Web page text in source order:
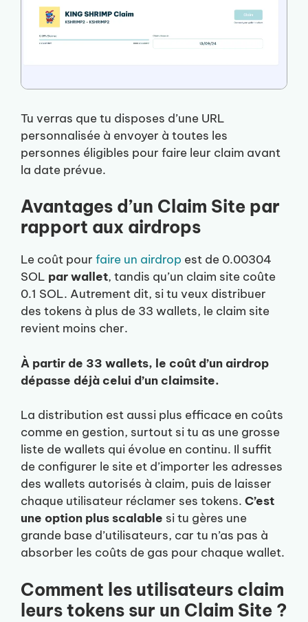
Tu verras que tu disposes d’une URL
personnalisée à envoyer à toutes les
personnes éligibles pour faire leur claim avant
la date prévue.
Avantages d’un Claim Site par
rapport aux airdrops
Le coût pour faire un airdrop est de 0.00304
SOL par wallet, tandis qu’un claim site coûte
0.1 SOL. Autrement dit, si tu veux distribuer
des tokens à plus de 33 wallets, le claim site
revient moins cher.
À partir de 33 wallets, le coût d’un airdrop
dépasse déjà celui d’un claimsite.
La distribution est aussi plus efficace en coûts
comme en gestion, surtout si tu as une grosse
liste de wallets qui évolue en continu. Il suffit
de configurer le site et d’importer les adresses
des wallets autorisés à claim, puis de laisser
chaque utilisateur réclamer ses tokens. C’est
une option plus scalable si tu gères une
grande base d’utilisateurs, car tu n’as pas à
absorber les coûts de gas pour chaque wallet.
Comment les utilisateurs claim
leurs tokens sur un Claim Site ?